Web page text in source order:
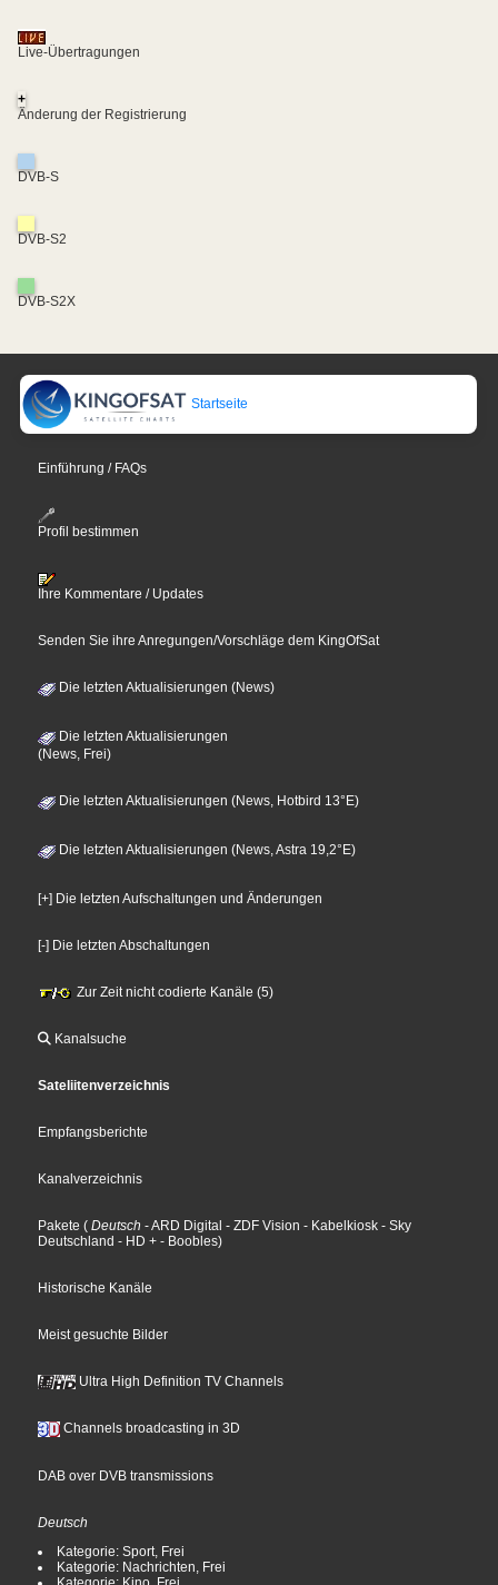
Live-Übertragungen
+
Änderung der Registrierung
DVB-S
DVB-S2
DVB-S2X
Startseite
Einführung / FAQs
Profil bestimmen
Ihre Kommentare / Updates
Senden Sie ihre Anregungen/Vorschläge dem KingOfSat
Die letzten Aktualisierungen (News)
Die letzten Aktualisierungen
(News, Frei)
Die letzten Aktualisierungen (News, Hotbird 13°E)
Die letzten Aktualisierungen (News, Astra 19,2°E)
[+] Die letzten Aufschaltungen und Änderungen
[-] Die letzten Abschaltungen
Zur Zeit nicht codierte Kanäle (5)
Kanalsuche
Sateliitenverzeichnis
Empfangsberichte
Kanalverzeichnis
Pakete ( Deutsch - ARD Digital - ZDF Vision - Kabelkiosk - Sky
Deutschland - HD + - Boobles)
Historische Kanäle
Meist gesuchte Bilder
Ultra High Definition TV Channels
Channels broadcasting in 3D
DAB over DVB transmissions
Deutsch
Kategorie: Sport, Frei
Kategorie: Nachrichten, Frei